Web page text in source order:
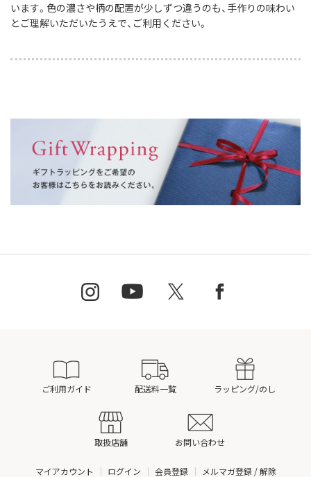
います。色の濃さや柄の配置が少しずつ違うのも、手作りの味わい
とご理解いただいたうえで、ご利用ください。
ご利用ガイド 配送料一覧 ラッピング/のし
取扱店舗 お問い合わせ
マイアカウント ログイン 会員登録 メルマガ登録 / 解除